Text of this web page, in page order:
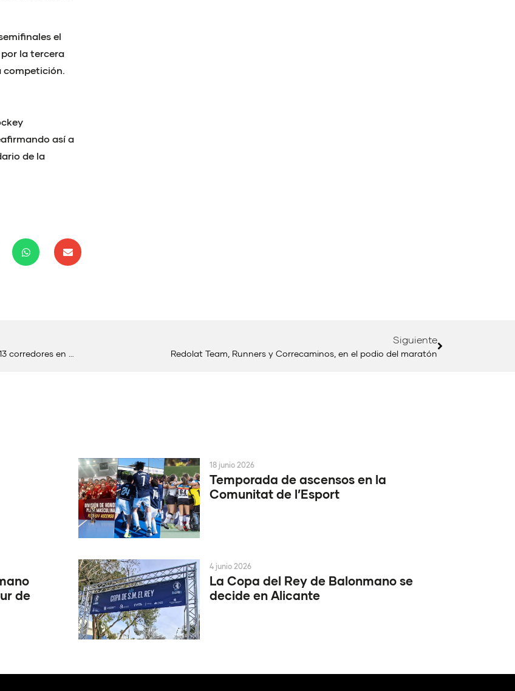
el
por la tercera
competición.
así a
de la
El Maratón Valencia entre los tres más rápidos del mundo y con 21.813 corredores en meta
Siguiente
Redolat Team, Runners y Correcaminos, en el podio del maratón
Temporada de ascensos en la
Comunitat de l’Esport
18 junio 2026
de
La Copa del Rey de Balonmano se
decide en Alicante
4 junio 2026